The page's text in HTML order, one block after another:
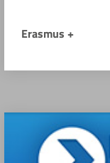
Erasmus +